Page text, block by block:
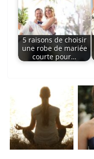
5 raisons de choisir
une robe de mariée
courte pour…